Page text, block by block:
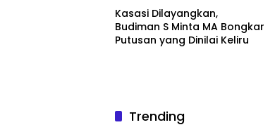
Kasasi Dilayangkan,
Budiman S Minta MA Bongkar
Putusan yang Dinilai Keliru
Trending